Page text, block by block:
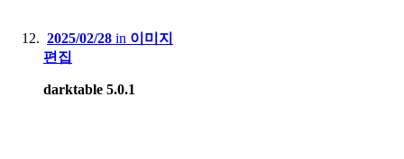
2025/02/28 in 이미지
편집
darktable 5.0.1